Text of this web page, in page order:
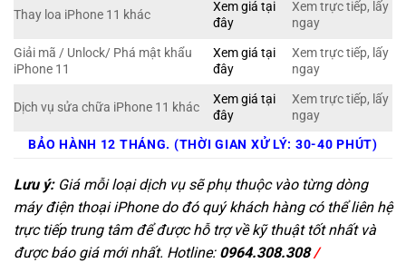
Thay loa iPhone 11 khác
Xem giá tại
đây
Xem trực tiếp, lấy
ngay
Giải mã / Unlock/ Phá mật khẩu
iPhone 11
Xem giá tại
đây
Xem trực tiếp, lấy
ngay
Dịch vụ sửa chữa iPhone 11 khác
Xem giá tại
đây
Xem trực tiếp, lấy
ngay
BẢO HÀNH 12 THÁNG. (THỜI GIAN XỬ LÝ: 30-40 PHÚT)
Lưu ý:Giá mỗi loại dịch vụ sẽ phụ thuộc vào từng dòng
máy điện thoại iPhone do đó quý khách hàng có thể liên hệ
trực tiếp trung tâm để được hỗ trợ về kỹ thuật tốt nhất và
được báo giá mới nhất. Hotline: 0964.308.308/